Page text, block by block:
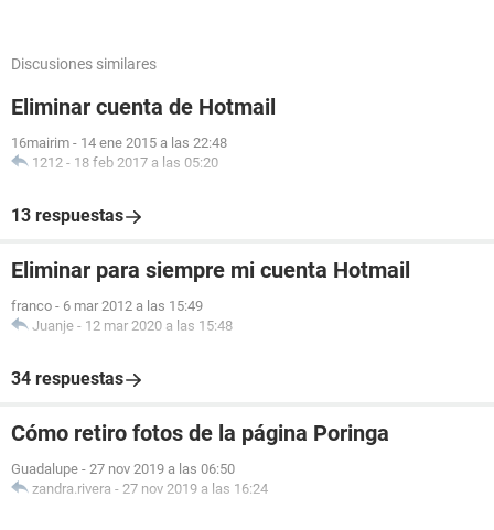
Discusiones similares
Eliminar cuenta de Hotmail
16mairim - 14 ene 2015 a las 22:48
1212 - 18 feb 2017 a las 05:20
13 respuestas
Eliminar para siempre mi cuenta Hotmail
franco - 6 mar 2012 a las 15:49
Juanje - 12 mar 2020 a las 15:48
34 respuestas
Cómo retiro fotos de la página Poringa
Guadalupe - 27 nov 2019 a las 06:50
zandra.rivera - 27 nov 2019 a las 16:24